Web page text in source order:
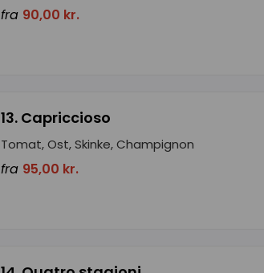
fra 90,00 kr.
13. Capriccioso
Tomat, Ost, Skinke, Champignon
fra 95,00 kr.